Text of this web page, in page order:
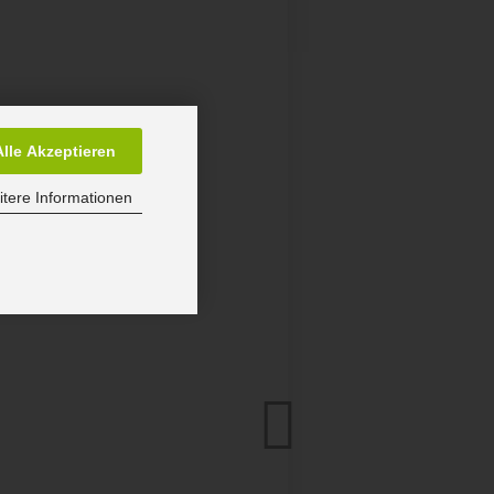
Akzeptieren
Informationen